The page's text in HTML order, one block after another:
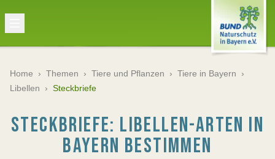
Home › Themen › Tiere und Pflanzen › Tiere in Bayern ›
Libellen › Steckbriefe
STECKBRIEFE: LIBELLEN-ARTEN IN
BAYERN BESTIMMEN